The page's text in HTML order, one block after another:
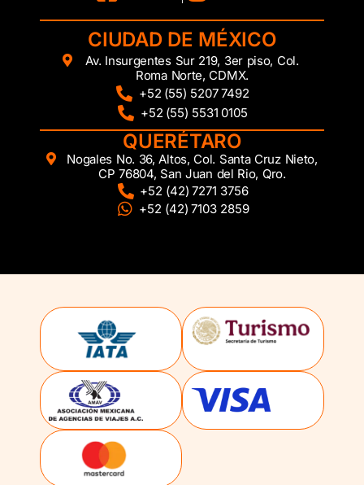
CIUDAD DE MÉXICO
Av. Insurgentes Sur 219, 3er piso, Col.
Roma Norte, CDMX.
+52 (55) 5207 7492
+52 (55) 5531 0105
QUERÉTARO
Nogales No. 36, Altos, Col. Santa Cruz Nieto,
CP 76804, San Juan del Rio, Qro.
+52 (42) 7271 3756
+52 (42) 7103 2859